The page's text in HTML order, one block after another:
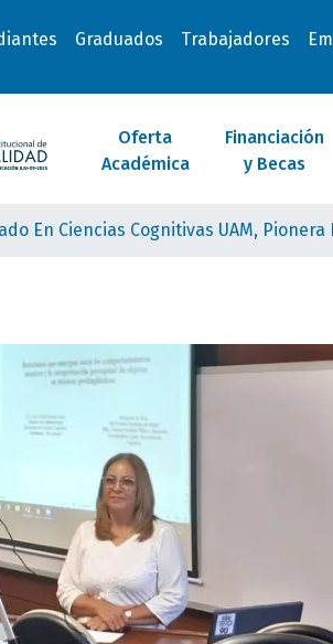
Graduados Trabajadores
Oferta
Académica
Financiación
y Becas
En Ciencias Cognitivas UAM,